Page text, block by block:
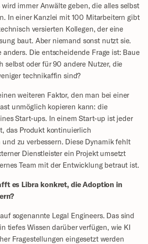
wird immer Anwälte geben, die alles selbst
In einer Kanzlei mit 100 Mitarbeitern gibt
versierten Kollegen, der eine
baut. Aber niemand sonst nutzt sie.
anders. Die entscheidende Frage ist: Baue
selbst oder für 90 andere Nutzer, die
technikaffin sind?
weiteren Faktor, den man bei einer
unmöglich kopieren kann: die
Start-ups. In einem Start-up ist jeder
das Produkt kontinuierlich
zu verbessern. Diese Dynamik fehlt
Dienstleister ein Projekt umsetzt
Team mit der Entwicklung betraut ist.
es Libra konkret, die Adoption in
sogenannte Legal Engineers. Das sind
tiefes Wissen darüber verfügen, wie KI
Fragestellungen eingesetzt werden